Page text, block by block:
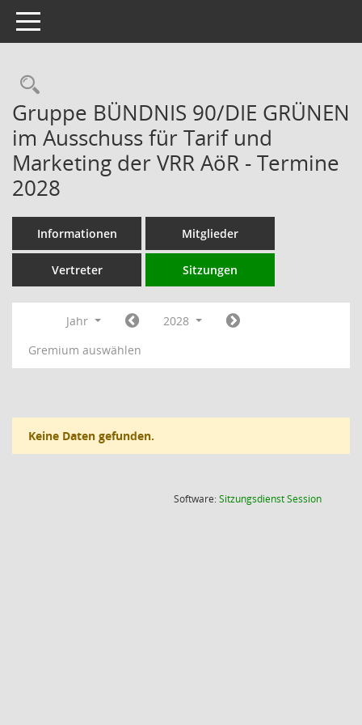
Toggle navigation
Rechercheauswahl
Gruppe BÜNDNIS 90/DIE GRÜNEN
im Ausschuss für Tarif und
Marketing der VRR AöR - Termine
2028
Informationen Mitglieder
Vertreter Sitzungen
Jahr
2028
Gremium auswählen
Keine Daten gefunden.
Software:SitzungsdienstSession(Wird in